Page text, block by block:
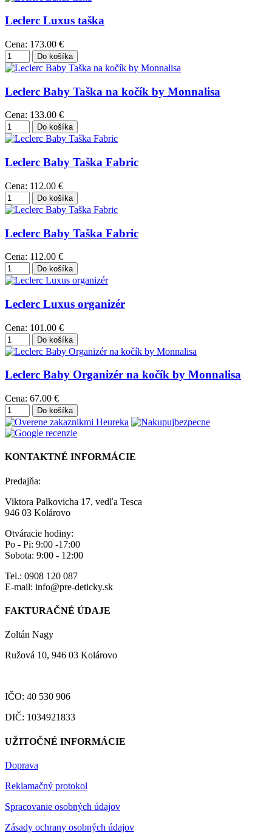
Leclerc Luxus taška
Cena: 173.00 €
Leclerc Baby Taška na kočík by Monnalisa
Cena: 133.00 €
Leclerc Baby Taška Fabric
Cena: 112.00 €
Leclerc Baby Taška Fabric
Cena: 112.00 €
Leclerc Luxus organizér
Cena: 101.00 €
Leclerc Baby Organizér na kočík by Monnalisa
Cena: 67.00 €
KONTAKTNÉ INFORMÁCIE
Predajňa:
Viktora Palkovicha 17, vedľa Tesca
946 03 Kolárovo
Otváracie hodiny:
Po - Pi: 9:00 -17:00
Sobota: 9:00 - 12:00
Tel.: 0908 120 087
E-mail: info@pre-deticky.sk
FAKTURAČNÉ ÚDAJE
Zoltán Nagy
Ružová 10, 946 03 Kolárovo
IČO: 40 530 906
DIČ: 1034921833
UŽITOČNÉ INFORMÁCIE
Doprava
Reklamačný protokol
Spracovanie osobných údajov
Zásady ochrany osobných údajov